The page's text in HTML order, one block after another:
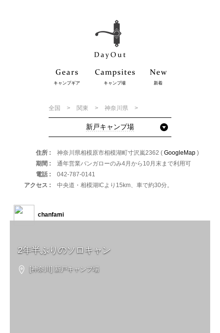
キャンプギア キャンプ場 新着
全国 関東 神奈川県
新戸キャンプ場
住所 神奈川県相模原市相模湖町寸沢嵐2362 ( GoogleMap)
期間
通年営業バンガローのみ4月から10月末まで利用可
電話
042-787-0141
アクセス
中央道・相模湖ICより15km、車で約30分。
2年半ぶりのソロキャン
[神奈川] 新戸キャンプ場
chanfami